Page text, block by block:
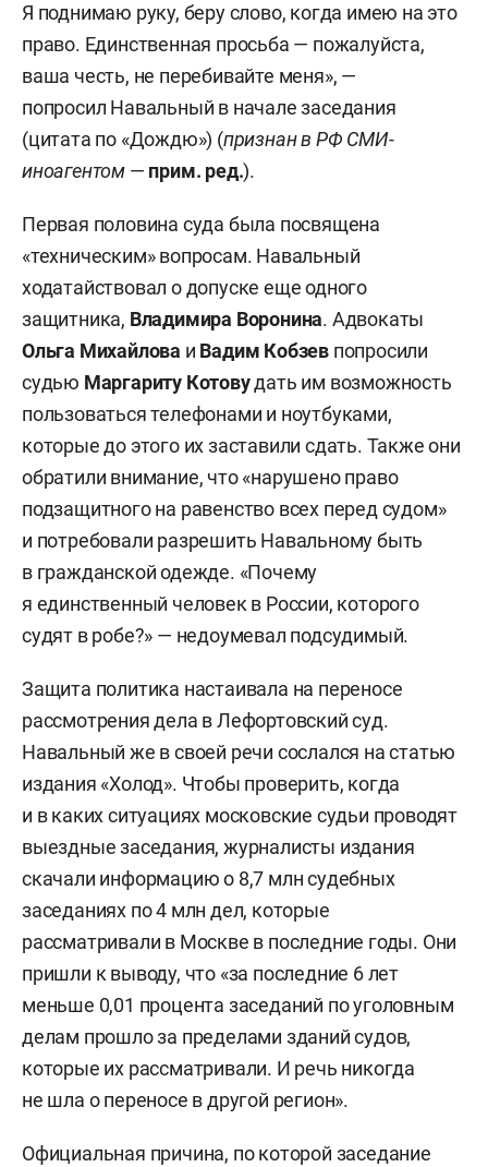
Я поднимаю руку, беру слово, когда имею на это
право. Единственная просьба — пожалуйста,
ваша честь, не перебивайте меня», —
попросил Навальный в начале заседания
(цитата по «Дождю») (признан в РФ СМИ-
иноагентом — прим. ред.).
Первая половина суда была посвящена
«техническим» вопросам. Навальный
ходатайствовал о допуске еще одного
защитника, Владимира Воронина. Адвокаты
Ольга Михайлова и Вадим Кобзев попросили
судью Маргариту Котовудать им возможность
пользоваться телефонами и ноутбуками,
которые до этого их заставили сдать. Также они
обратили внимание, что «нарушено право
подзащитного на равенство всех перед судом»
и потребовали разрешить Навальному быть
в гражданской одежде. «Почему
я единственный человек в России, которого
судят в робе?» — недоумевал подсудимый.
Защита политика настаивала на переносе
рассмотрения дела в Лефортовский суд.
Навальный же в своей речи сослался на статью
издания «Холод». Чтобы проверить, когда
и в каких ситуациях московские судьи проводят
выездные заседания, журналисты издания
скачали информацию о 8,7 млн судебных
заседаниях по 4 млн дел, которые
рассматривали в Москве в последние годы. Они
пришли к выводу, что «за последние 6 лет
меньше 0,01 процента заседаний по уголовным
делам прошло за пределами зданий судов,
которые их рассматривали. И речь никогда
не шла о переносе в другой регион».
Официальная причина, по которой заседание